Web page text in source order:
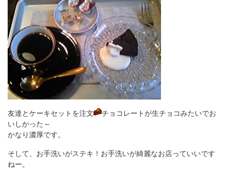
友達とケーキセットを注文
チョコレートが生チョコみたいでお
いしかった～
かなり濃厚です。
そして、お手洗いがステキ！お手洗いが綺麗なお店っていいです
ねー。